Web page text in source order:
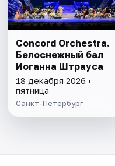
Concord Orchestra.
Белоснежный бал
Иоганна Штрауса
18 декабря 2026 •
пятница
Санкт-Петербург